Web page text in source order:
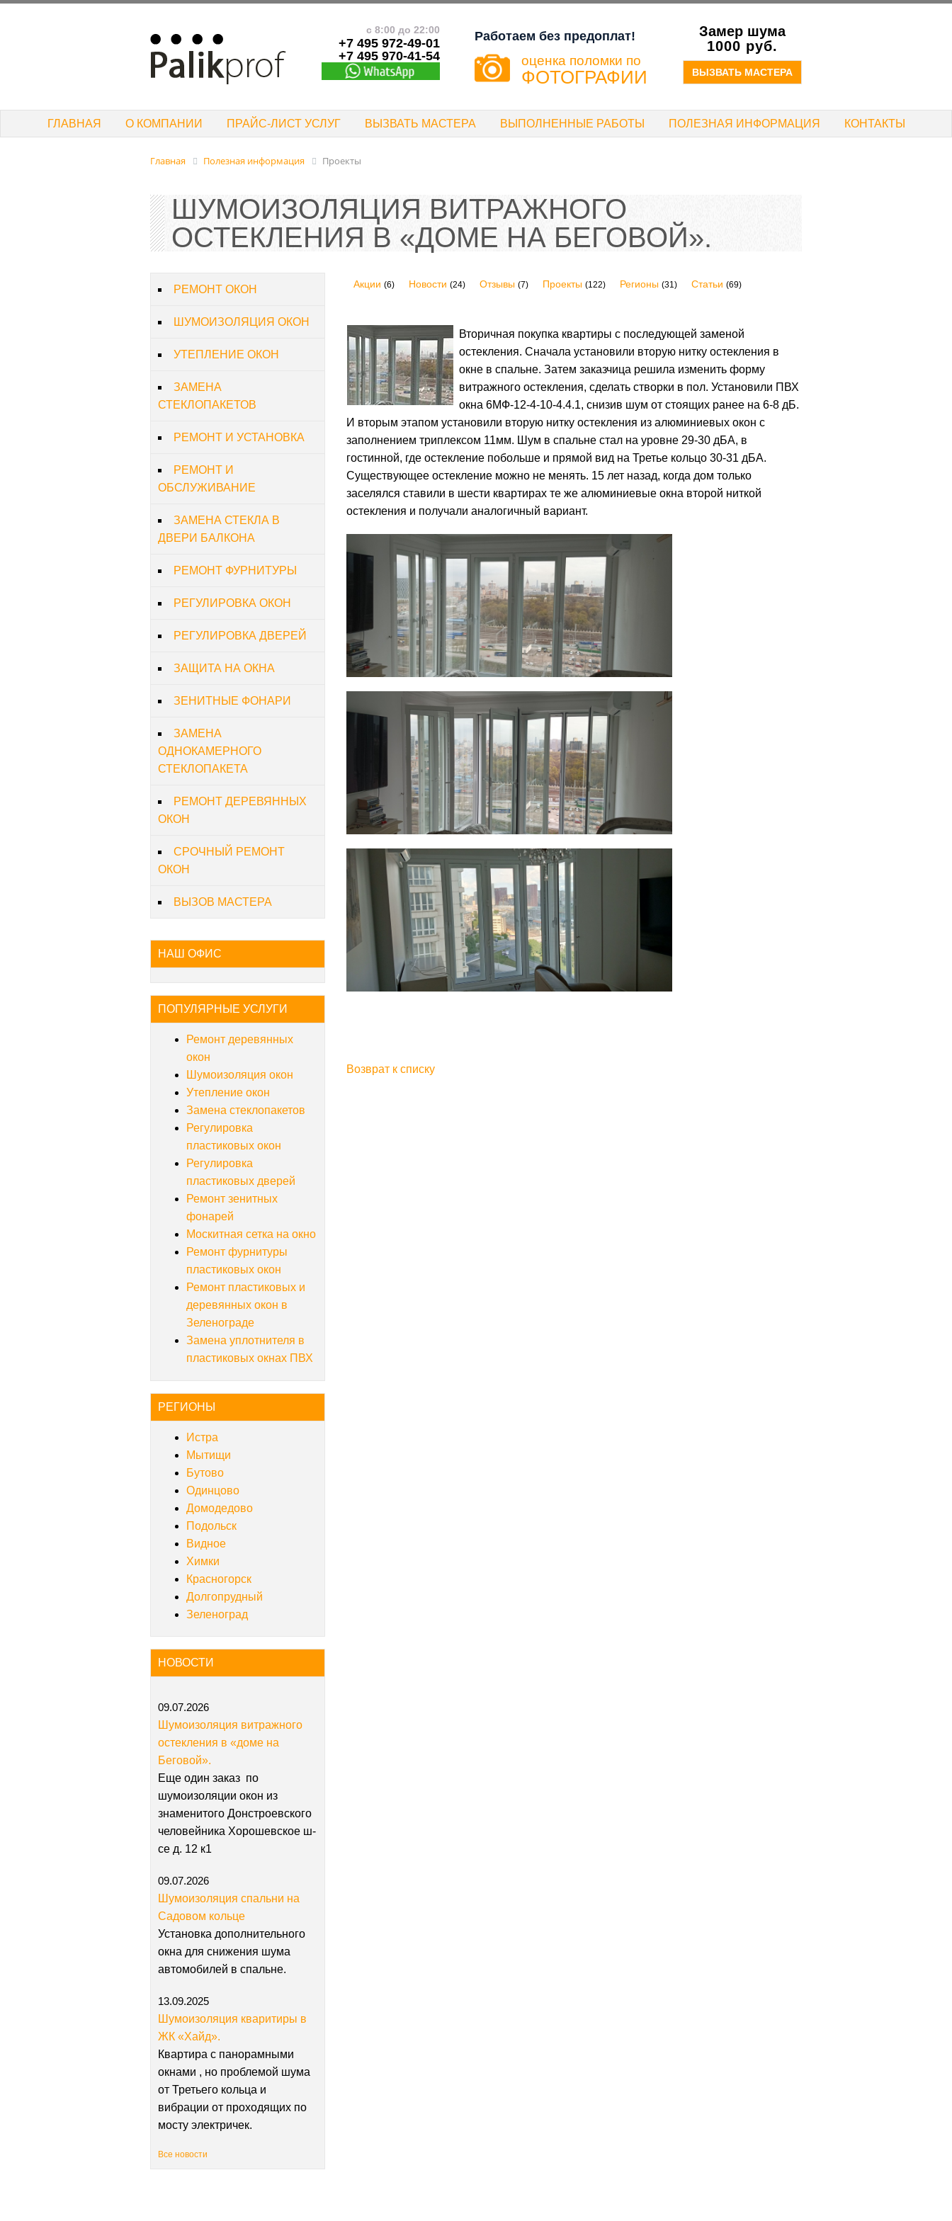
с 8:00 до 22:00
+7 495 972-49-01
+7 495 970-41-54
Работаем без предоплат!
оценка поломки по
ФОТОГРАФИИ
Замер шума
1000 руб.
ВЫЗВАТЬ МАСТЕРА
ГЛАВНАЯ О КОМПАНИИ ПРАЙС-ЛИСТ УСЛУГ ВЫЗВАТЬ МАСТЕРА ВЫПОЛНЕННЫЕ РАБОТЫ ПОЛЕЗНАЯ ИНФОРМАЦИЯ КОНТАКТЫ
Главная Полезная информация Проекты
ШУМОИЗОЛЯЦИЯ ВИТРАЖНОГО
ОСТЕКЛЕНИЯ В «ДОМЕ НА БЕГОВОЙ».
РЕМОНТ ОКОН
ШУМОИЗОЛЯЦИЯ ОКОН
УТЕПЛЕНИЕ ОКОН
ЗАМЕНА
СТЕКЛОПАКЕТОВ
РЕМОНТ И УСТАНОВКА
РЕМОНТ И
ОБСЛУЖИВАНИЕ
ЗАМЕНА СТЕКЛА В
ДВЕРИ БАЛКОНА
РЕМОНТ ФУРНИТУРЫ
РЕГУЛИРОВКА ОКОН
РЕГУЛИРОВКА ДВЕРЕЙ
ЗАЩИТА НА ОКНА
ЗЕНИТНЫЕ ФОНАРИ
ЗАМЕНА
ОДНОКАМЕРНОГО
СТЕКЛОПАКЕТА
РЕМОНТ ДЕРЕВЯННЫХ
ОКОН
СРОЧНЫЙ РЕМОНТ
ОКОН
ВЫЗОВ МАСТЕРА
НАШ ОФИС
ПОПУЛЯРНЫЕ УСЛУГИ
Ремонт деревянных
окон
Шумоизоляция окон
Утепление окон
Замена стеклопакетов
Регулировка
пластиковых окон
Регулировка
пластиковых дверей
Ремонт зенитных
фонарей
Москитная сетка на окно
Ремонт фурнитуры
пластиковых окон
Ремонт пластиковых и
деревянных окон в
Зеленограде
Замена уплотнителя в
пластиковых окнах ПВХ
РЕГИОНЫ
Истра
Мытищи
Бутово
Одинцово
Домодедово
Подольск
Видное
Химки
Красногорск
Долгопрудный
Зеленоград
НОВОСТИ
09.07.2026
Шумоизоляция витражного
остекления в «доме на
Беговой».
Еще один заказ по
шумоизоляции окон из
знаменитого Донстроевского
человейника Хорошевское ш-
се д. 12 к1
09.07.2026
Шумоизоляция спальни на
Садовом кольце
Установка дополнительного
окна для снижения шума
автомобилей в спальне.
13.09.2025
Шумоизоляция кваритиры в
ЖК «Хайд».
Квартира с панорамными
окнами , но проблемой шума
от Третьего кольца и
вибрации от проходящих по
мосту электричек.
Все новости
Акции (6) Новости (24) Отзывы (7) Проекты (122) Регионы (31) Статьи (69)
Вторичная покупка квартиры с последующей заменой
остекления. Сначала установили вторую нитку остекления в
окне в спальне. Затем заказчица решила изменить форму
витражного остекления, сделать створки в пол. Установили ПВХ
окна 6МФ-12-4-10-4.4.1, снизив шум от стоящих ранее на 6-8 дБ.
И вторым этапом установили вторую нитку остекления из алюминиевых окон с
заполнением триплексом 11мм. Шум в спальне стал на уровне 29-30 дБА, в
гостинной, где остекление побольше и прямой вид на Третье кольцо 30-31 дБА.
Существующее остекление можно не менять. 15 лет назад, когда дом только
заселялся ставили в шести квартирах те же алюминиевые окна второй ниткой
остекления и получали аналогичный вариант.
Возврат к списку